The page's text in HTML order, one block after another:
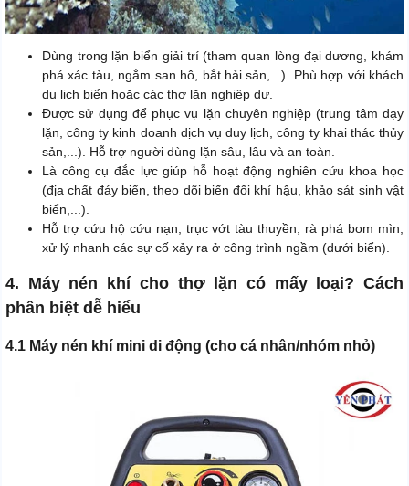
Dùng trong lặn biển giải trí (tham quan lòng đại dương, khám
phá xác tàu, ngắm san hô, bắt hải sản,...). Phù hợp với khách
du lịch biển hoặc các thợ lặn nghiệp dư.
Được sử dụng để phục vụ lặn chuyên nghiệp (trung tâm dạy
lặn, công ty kinh doanh dịch vụ duy lịch, công ty khai thác thủy
sản,...). Hỗ trợ người dùng lặn sâu, lâu và an toàn.
Là công cụ đắc lực giúp hỗ hoạt động nghiên cứu khoa học
(địa chất đáy biển, theo dõi biến đổi khí hậu, khảo sát sinh vật
biển,...).
Hỗ trợ cứu hộ cứu nạn, trục vớt tàu thuyền, rà phá bom mìn,
xử lý nhanh các sự cố xảy ra ở công trình ngầm (dưới biển).
4. Máy nén khí cho thợ lặn có mấy loại? Cách
phân biệt dễ hiểu
4.1 Máy nén khí mini di động (cho cá nhân/nhóm nhỏ)